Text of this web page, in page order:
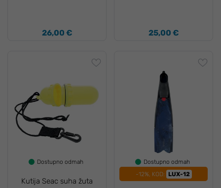
26,00 € 25,00 €
Dostupno odmah
Kutija Seac suha žuta
Dostupno odmah
-12%, KOD:
LUX-12